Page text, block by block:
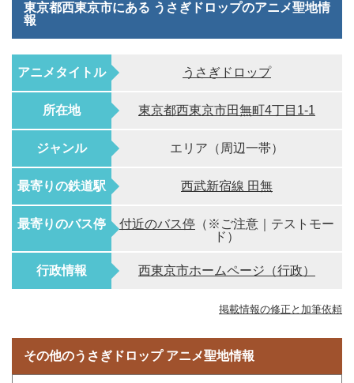
東京都西東京市にある うさぎドロップのアニメ聖地情
報
アニメタイトル うさぎドロップ
所在地 東京都西東京市田無町4丁目1-1
ジャンル エリア（周辺一帯）
最寄りの鉄道駅 西武新宿線 田無
最寄りのバス停 付近のバス停 （※ご注意｜テストモー
ド）
行政情報 西東京市ホームページ（行政）
掲載情報の修正と加筆依頼
その他のうさぎドロップ アニメ聖地情報